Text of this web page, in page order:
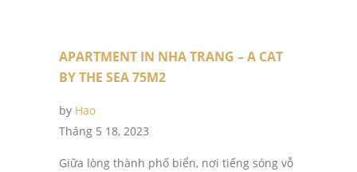
APARTMENT IN NHA TRANG – A CAT
BY THE SEA 75M2
by Hao
Tháng 5 18, 2023
Giữa lòng thành phố biển, nơi tiếng sóng vỗ